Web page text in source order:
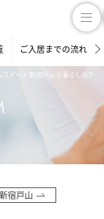
ご入居までの流れ
スイート 新宿戸山 の暮らしのアル
宿戸山